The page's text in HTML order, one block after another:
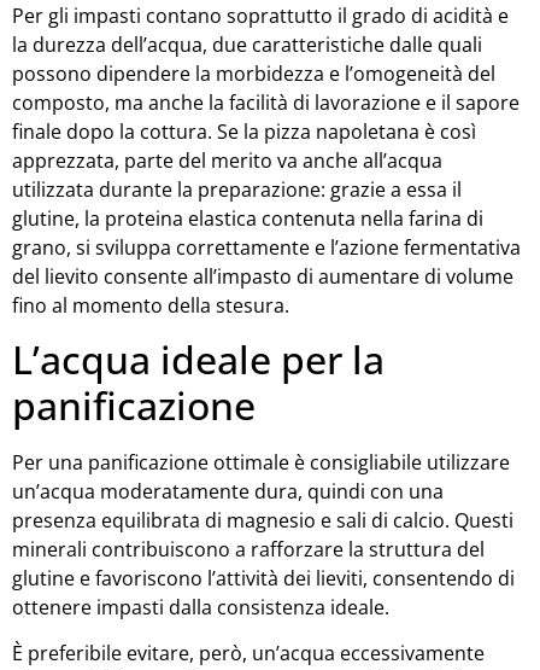
Per gli impasti contano soprattutto il grado di acidità e
la durezza dell’acqua, due caratteristiche dalle quali
possono dipendere la morbidezza e l’omogeneità del
composto, ma anche la facilità di lavorazione e il sapore
finale dopo la cottura. Se la pizza napoletana è così
apprezzata, parte del merito va anche all’acqua
utilizzata durante la preparazione: grazie a essa il
glutine, la proteina elastica contenuta nella farina di
grano, si sviluppa correttamente e l’azione fermentativa
del lievito consente all’impasto di aumentare di volume
fino al momento della stesura.
L’acqua ideale per la
panificazione
Per una panificazione ottimale è consigliabile utilizzare
un’acqua moderatamente dura, quindi con una
presenza equilibrata di magnesio e sali di calcio. Questi
minerali contribuiscono a rafforzare la struttura del
glutine e favoriscono l’attività dei lieviti, consentendo di
ottenere impasti dalla consistenza ideale.
È preferibile evitare, però, un’acqua eccessivamente